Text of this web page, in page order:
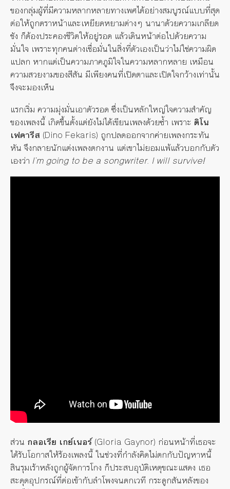
ของกลุ่มผู้ที่มีความหลากหลายทางเพศได้อย่างสมบูรณ์แบบที่สุด
ต่อให้ถูกตราหน้าและเหยียดหยามต่างๆ นานาด้วยความเกลียด
ชัง ก็ต้องประคองชีวิตให้อยู่รอด แล้วเดินหน้าต่อไปด้วยความ
มั่นใจ เพราะทุกคนต่างเชื่อมั่นในสิ่งที่ตัวเองเป็นว่าไม่ใช่ความผิด
แปลก หากแต่เป็นความภาคภูมิใจในความหลากหลาย เหมือน
ความสวยงามของสีสัน มีเพียงคนที่เปิดตาและเปิดใจกว้างเท่านั้น
จึงจะมองเห็น
แรกเริ่ม ความมุ่งมั่นเอาตัวรอด ซึ่งเป็นหลักใหญ่ใจความสำคัญ
ของเพลงนี้ เกิดขึ้นตั้งแต่ยังไม่ได้เขียนเพลงด้วยซ้ำ เพราะ ดิโน
เฟคารีส (Dino Fekaris) ถูกปลดออกจากค่ายเพลงกระทัน
หัน จึงกลายนักแต่งเพลงตกงาน แต่เขาไม่ยอมแพ้แล้วบอกกับตัว
เองว่า I’m going to be a songwriter. I will survive!
ส่วน กลอเรีย เกย์เนอร์(Gloria Gaynor) ก่อนหน้าที่เธอจะ
ได้รับโอกาสให้ร้องเพลงนี้ ในช่วงที่กำลังคิดไม่ตกกับปัญหาหนี้
สินรุมเร้าหลังถูกผู้จัดการโกง ก็ประสบอุบัติเหตุขณะแสดง เธอ
สะดุดอุปกรณ์ที่ต่อเข้ากับลำโพงจนตกเวที กระดูกสันหลังของ